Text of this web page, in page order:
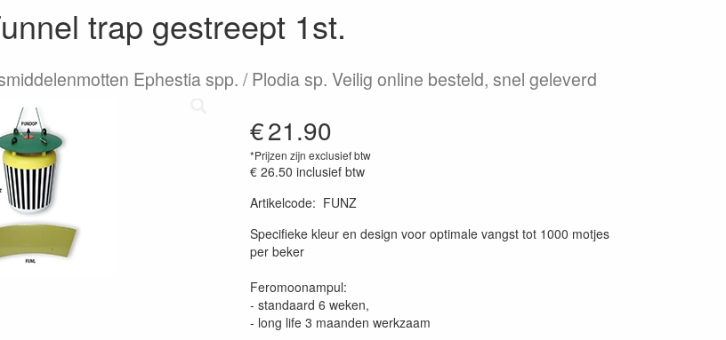
trap gestreept 1st.
Ephestia spp. / Plodia sp. Veilig online besteld, snel geleverd
€21.90
*Prijzen zijn exclusief btw
€ 26.50 inclusief btw
Artikelcode: FUNZ
Specifieke kleur en design voor optimale vangst tot 1000 motjes
per beker
Feromoonampul:
- standaard 6 weken,
- long life 3 maanden werkzaam